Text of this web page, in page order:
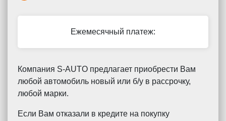
Ежемесячный платеж:
Компания S-AUTO предлагает приобрести Вам
любой автомобиль новый или б/у в рассрочку,
любой марки.
Если Вам отказали в кредите на покупку